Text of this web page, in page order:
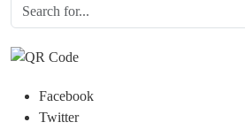
Facebook
Twitter